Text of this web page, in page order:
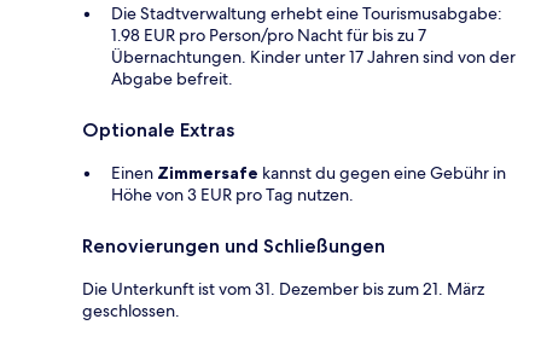
Die Stadtverwaltung erhebt eine Tourismusabgabe:
1.98 EUR pro Person/pro Nacht für bis zu 7
Übernachtungen. Kinder unter 17 Jahren sind von der
Abgabe befreit.
Optionale Extras
Einen Zimmersafe kannst du gegen eine Gebühr in
Höhe von 3 EUR pro Tag nutzen.
Renovierungen und Schließungen
Die Unterkunft ist vom 31. Dezember bis zum 21. März
geschlossen.